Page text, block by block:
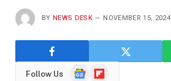
BY NEWS DESK NOVEMBER 15, 2024
Follow Us
GoogleFlipboard